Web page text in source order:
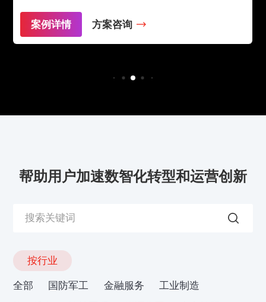
案例详情 方案咨询
帮助用户加速数智化转型和运营创新
按行业
全部 国防军工 金融服务
工业制造